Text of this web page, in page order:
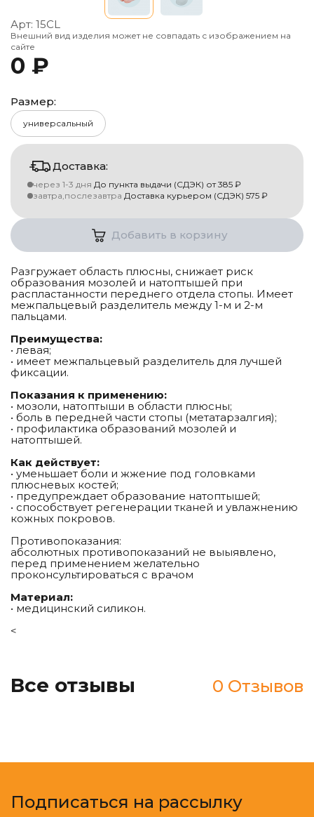
Арт: 15СL
Внешний вид изделия может не совпадать с изображением на
сайте
0 ₽
Размер:
универсальный
Доставка:
через 1-3 дня До пункта выдачи (СДЭК) от385 ₽
завтра,послезавтра Доставка курьером (СДЭК) 575 ₽
Добавить в корзину
Разгружает область плюсны, снижает риск
образования мозолей и натоптышей при
распластанности переднего отдела стопы. Имеет
межпальцевый разделитель между 1-м и 2-м
пальцами.
Преимущества:
• левая;
• имеет межпальцевый разделитель для лучшей
фиксации.
Показания к применению:
• мозоли, натоптыши в области плюсны;
• боль в передней части стопы (метатарзалгия);
• профилактика образований мозолей и
натоптышей.
Как действует:
• уменьшает боли и жжение под головками
плюсневых костей;
• предупреждает образование натоптышей;
• способствует регенерации тканей и увлажнению
кожных покровов.
Противопоказания:
абсолютных противопоказаний не выыявлено,
перед применением желательно
проконсультироваться с врачом
Материал:
• медицинский силикон.
<
Все отзывы 0 Отзывов
Подписаться на рассылку